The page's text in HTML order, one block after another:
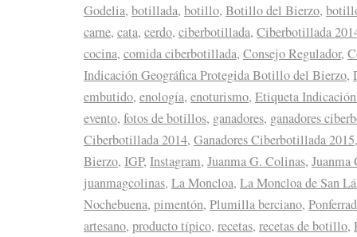
Godelia, botillada, botillo, Botillo del Bierzo,
carne, cata, cerdo, ciberbotillada, Ciberbotillada
cocina, comida ciberbotillada, Consejo Regulador,
Indicación Geográfica Protegida Botillo del Bierzo,
embutido, enología, enoturismo, Etiqueta
evento, fotos de botillos, ganadores, ganadores
Ciberbotillada 2014, Ganadores Ciberbotillada 2015
Bierzo, IGP, Instagram, Juanma G. Colinas, Juanma
juanmagcolinas, La Moncloa, La Moncloa de San
Nochebuena, pimentón, Plumilla berciano,
artesano, producto típico, recetas, recetas de botillo,